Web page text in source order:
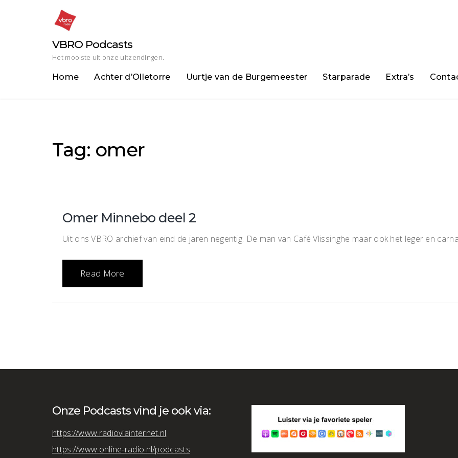
VBRO Podcasts
Het mooiste uit onze uitzendingen.
Home Achter d’Olletorre Uurtje van de Burgemeester Starparade Extra’s
Tag: omer
Omer Minnebo deel 2
Uit ons VBRO archief van eind de jaren negentig. De man van Café Vlissinghe maar ook het leger en
Read More
Onze Podcasts vind je ook via:
https://www.radioviainternet.nl
https://www.online-radio.nl/podcasts